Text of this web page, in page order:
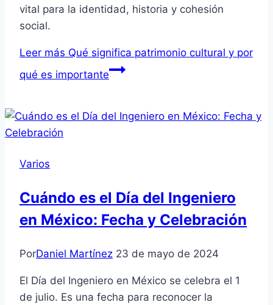
vital para la identidad, historia y cohesión
social.
Leer más Qué significa patrimonio cultural y por
qué es importante
Varios
Cuándo es el Día del Ingeniero
en México: Fecha y Celebración
PorDaniel Martínez 23 de mayo de 2024
El Día del Ingeniero en México se celebra el 1
de julio. Es una fecha para reconocer la